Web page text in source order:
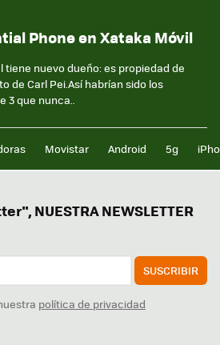
Phone en Xataka Móvil
tiene nuevo dueño: es propiedad de
de Carl Pei.Así habrían sido los
3 que nunca..
Movistar Android 5g
NUESTRA NEWSLETTER
SUSCRIBIR
política de privacidad